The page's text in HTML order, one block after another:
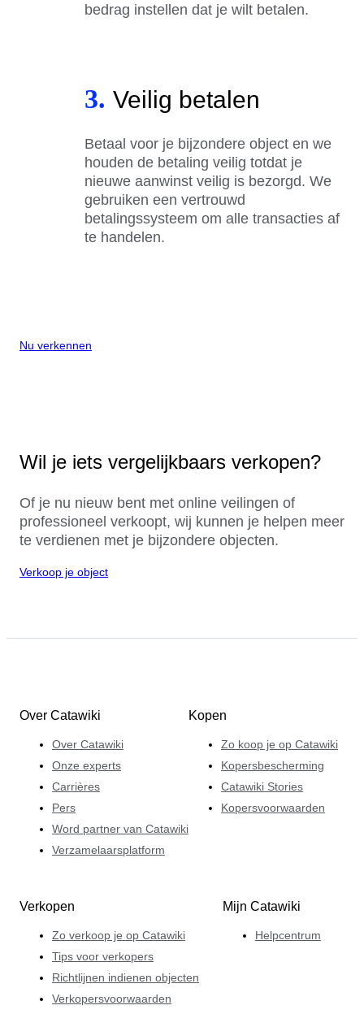
bedrag instellen dat je wilt betalen.
3. Veilig betalen
Betaal voor je bijzondere object en we
houden de betaling veilig totdat je
nieuwe aanwinst veilig is bezorgd. We
gebruiken een vertrouwd
betalingssysteem om alle transacties af
te handelen.
Nu verkennen
Wil je iets vergelijkbaars verkopen?
Of je nu nieuw bent met online veilingen of
professioneel verkoopt, wij kunnen je helpen meer
te verdienen met je bijzondere objecten.
Verkoop je object
Over Catawiki
Over Catawiki
Onze experts
Carrières
Pers
Word partner van Catawiki
Verzamelaarsplatform
Kopen
Zo koop je op Catawiki
Kopersbescherming
Catawiki Stories
Kopersvoorwaarden
Verkopen
Zo verkoop je op Catawiki
Tips voor verkopers
Richtlijnen indienen objecten
Verkopersvoorwaarden
Mijn Catawiki
Helpcentrum